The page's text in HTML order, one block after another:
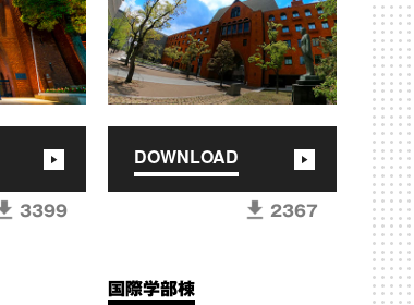
3399
DOWNLOAD
2367
国際学部棟